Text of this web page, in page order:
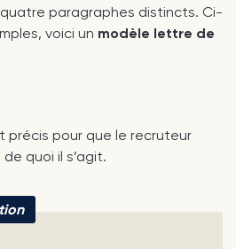
paragraphes distincts. Ci-
voici un modèle lettre de
précis pour que le recruteur
quoi il s’agit.